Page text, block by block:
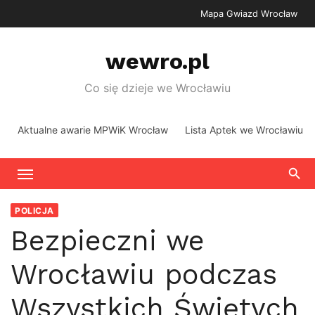
to
Mapa Gwiazd Wrocław
wewro.pl
Co się dzieje we Wrocławiu
Aktualne awarie MPWiK Wrocław Lista Aptek we Wrocławiu
POLICJA
Bezpieczni we
Wrocławiu podczas
Wszystkich Świętych